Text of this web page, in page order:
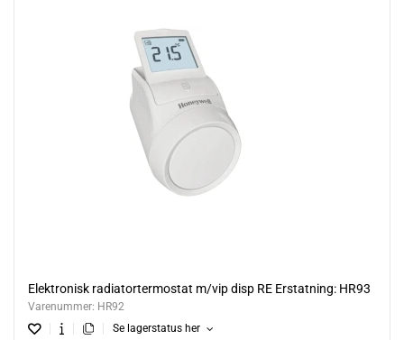
Elektronisk radiatortermostat m/vip disp RE Erstatning: HR93
Varenummer: HR92
Se lagerstatus her